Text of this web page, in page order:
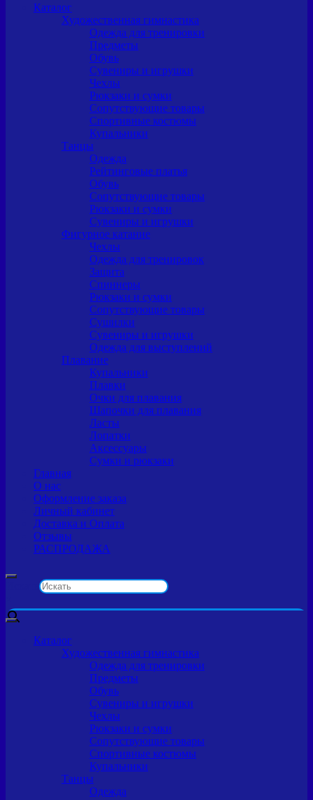
Каталог
Художественная гимнастика
Одежда для тренировки
Предметы
Обувь
Сувениры и игрушки
Чехлы
Рюкзаки и сумки
Сопутствующие товары
Спортивные костюмы
Купальники
Танцы
Одежда
Рейтинговые платья
Обувь
Сопутствующие товары
Рюкзаки и сумки
Сувениры и игрушки
Фигурное катание
Чехлы
Одежда для тренировок
Защита
Спиннеры
Рюкзаки и сумки
Сопутствующие товары
Сушилки
Сувениры и игрушки
Одежда для выступлений
Плавание
Купальники
Плавки
Очки для плавания
Шапочки для плавания
Ласты
Лопатки
Аксессуары
Сумки и рюкзаки
Главная
О нас
Оформление заказа
Личный кабинет
Доставка и Оплата
Отзывы
РАСПРОДАЖА
Каталог
Художественная гимнастика
Одежда для тренировки
Предметы
Обувь
Сувениры и игрушки
Чехлы
Рюкзаки и сумки
Сопутствующие товары
Спортивные костюмы
Купальники
Танцы
Одежда